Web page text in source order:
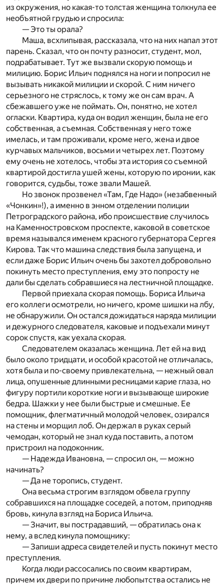
из окружения, но какая-то толстая женщина толкнула ее
необъятной грудью и спросила:
— Это ты орала?
Маша, всхлипывая, рассказала, что на них напал этот
парень. Сказал, что он почту разносит, студент, мол,
подрабатывает. Тут же вызвали скорую помощь и
милицию. Борис Ильич поднялся на ноги и попросил не
вызывать никакой милиции и скорой. С ним ничего
серьезного не стряслось, к тому же он сам врач. А
сбежавшего уже не поймать. Он, понятно, не хотел
огласки. Квартира, куда он водил женщин, была не его
собственная, а съемная. Собственная у него тоже
имелась, и там проживали, кроме него, жена и двое
курчавых мальчиков, восьми и четырех лет. Поэтому
ему очень не хотелось, чтобы эта история со съемной
квартирой достигла ушей жены, которую по иронии, как
говорится, судьбы, тоже звали Машей.
Но звонок прозвенел «Там, Где Надо» (незабвенный
«Чонкин»!), а именно в энном отделении полиции
Петроградского района, ибо происшествие случилось
на Каменностровском проспекте, каковой в советское
время назывался именем красного губернатора Сергея
Кирова. Так что машина следствия была запущена, и
если даже Борис Ильич очень бы захотел добровольно
покинуть место преступления, ему это попросту не
дали бы сделать собравшиеся на лестничной площадке.
Первой приехала скорая помощь. Бориса Ильича
его коллеги осмотрели, но ничего, кроме шишки на лбу,
не обнаружили. Он остался дожидаться наряда милиции
и дежурного следователя, каковые и подъехали минут
сорок спустя, как уехала скорая.
Следователем оказалась женщина. Лет ей на вид
было около тридцати, и особой красотой не отличалась,
хотя была и по-своему привлекательна, — нежный овал
лица, опушенные длинными ресницами карие глаза, но
фигуру портили короткие ноги и вызывающе широкие
бедра. Шажки у нее были быстрые и смешные. Ее
помощник, флегматичный молодой человек, озирался
на стены и морщил лоб. Он держал в руках серый
чемодан, который не знал куда поставить, а потом
пристроил на подоконник.
— Надежда Ивановна, — спросил он, — можно
начинать?
— Да не торопись, студент.
Она весьма строгим взглядом обвела группу
собравшихся на площадке соседей, а потом, приподняв
бровь, кинула взгляд на Бориса Ильича.
— Значит, вы пострадавший, — обратилась она к
нему, а вслед кинула помощнику:
— Запиши адреса свидетелей и пусть покинут место
преступления.
Когда люди рассосались по своим квартирам,
причем их двери по причине любопытства остались не